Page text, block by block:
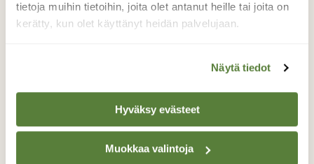
tietoja muihin tietoihin, joita olet antanut heille tai joita on
kerätty, kun olet käyttänyt heidän palvelujaan.
Näytä tiedot
Hyväksy evästeet
Muokkaa valintoja
Synkkä taivas ja syksyn värit. Kuralan
Kylämäki, Turku
Valokuvaaja: Juhani Peltonen, Turku 11.10.2022